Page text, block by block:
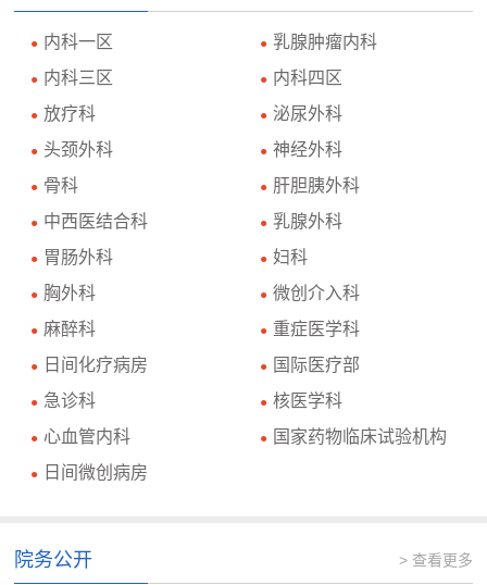
● 内科一区 ● 乳腺肿瘤内科
● 内科三区 ● 内科四区
● 放疗科 ● 泌尿外科
● 头颈外科 ● 神经外科
● 骨科 ● 肝胆胰外科
● 中西医结合科 ● 乳腺外科
● 胃肠外科 ● 妇科
● 胸外科 ● 微创介入科
● 麻醉科 ● 重症医学科
● 日间化疗病房 ● 国际医疗部
● 急诊科 ● 核医学科
● 心血管内科 ● 国家药物临床试验机构
● 日间微创病房
院务公开 > 查看更多